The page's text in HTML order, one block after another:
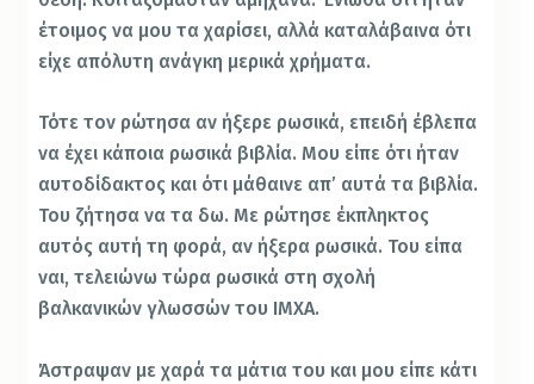
έτοιμος να μου τα χαρίσει, αλλά καταλάβαινα ότι
είχε απόλυτη ανάγκη μερικά χρήματα.
Τότε τον ρώτησα αν ήξερε ρωσικά, επειδή έβλεπα
να έχει κάποια ρωσικά βιβλία. Μου είπε ότι ήταν
αυτοδίδακτος και ότι μάθαινε απ’ αυτά τα βιβλία.
Του ζήτησα να τα δω. Με ρώτησε έκπληκτος
αυτός αυτή τη φορά, αν ήξερα ρωσικά. Του είπα
ναι, τελειώνω τώρα ρωσικά στη σχολή
βαλκανικών γλωσσών του ΙΜΧΑ.
Άστραψαν με χαρά τα μάτια του και μου είπε κάτι